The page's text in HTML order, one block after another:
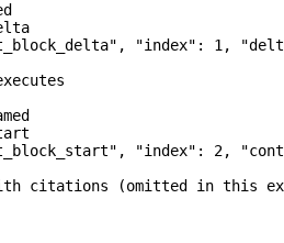
, "index" : 1,
, "index" : 2,
citations (omitted in this